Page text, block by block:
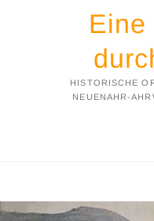
Eine
HISTORISCHE
NEUENAHR-